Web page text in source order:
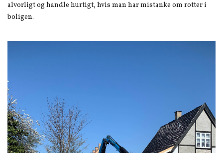
alvorligt og handle hurtigt, hvis man har mistanke om rotter i
boligen.